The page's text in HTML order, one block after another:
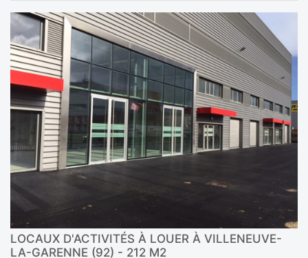
LOCAUX D'ACTIVITÉS À LOUER À VILLENEUVE-
LA-GARENNE (92) - 212 M2